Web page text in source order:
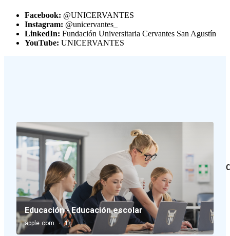
Facebook: @UNICERVANTES
Instagram: @unicervantes_
LinkedIn: Fundación Universitaria Cervantes San Agustín
YouTube: UNICERVANTES
Últimas noticias sobre